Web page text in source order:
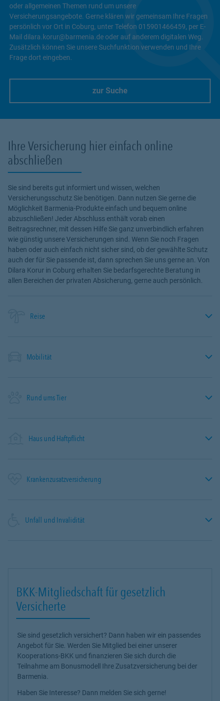
oder allgemeinen Themen rund um unsere
Versicherungsangebote. Gerne klären wir gemeinsam Ihre Fragen
persönlich vor Ort in Coburg, unter Telefon 015901466459, per E-
Mail dilara.korur@barmenia.de oder auf anderem digitalen Weg.
Zusätzlich können Sie unsere Suchfunktion verwenden und Ihre
Frage dort eingeben.
zur Suche
Ihre Versicherung hier einfach online
abschließen
Sie sind bereits gut informiert und wissen, welchen
Versicherungsschutz Sie benötigen. Dann nutzen Sie gerne die
Möglichkeit Barmenia-Produkte einfach und bequem online
abzuschließen! Jeder Abschluss enthält vorab einen
Beitragsrechner, mit dessen Hilfe Sie ganz unverbindlich erfahren
wie günstig unsere Versicherungen sind. Wenn Sie noch Fragen
haben oder auch einfach nicht sicher sind, ob der gewählte Schutz
auch der für Sie passende ist, dann sprechen Sie uns gerne an. Von
Dilara Korur in Coburg erhalten Sie bedarfsgerechte Beratung in
allen Bereichen der privaten Absicherung, gerne auch persönlich.
Reise
Mobilität
Rund ums Tier
Haus und Haftpflicht
Krankenzusatzversicherung
Unfall und Invalidität
BKK-Mitgliedschaft für gesetzlich
Versicherte
Sie sind gesetzlich versichert? Dann haben wir ein passendes
Angebot für Sie. Werden Sie Mitglied bei einer unserer
Kooperations-BKK und finanzieren Sie sich durch die
Teilnahme am Bonusmodell Ihre Zusatzversicherung bei der
Barmenia.
Haben Sie Interesse? Dann melden Sie sich gerne!